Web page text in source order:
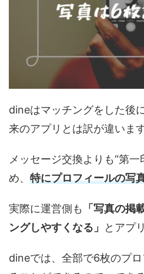
dineはマッチングをした後
来のアプリとは訳が違います
メッセージ交換よりも“第
め、 特にプロフィールの写
実際に運営側も
「写真の掲
ングしやすくなる」
とアプ
dineでは、全部で6枚のプ